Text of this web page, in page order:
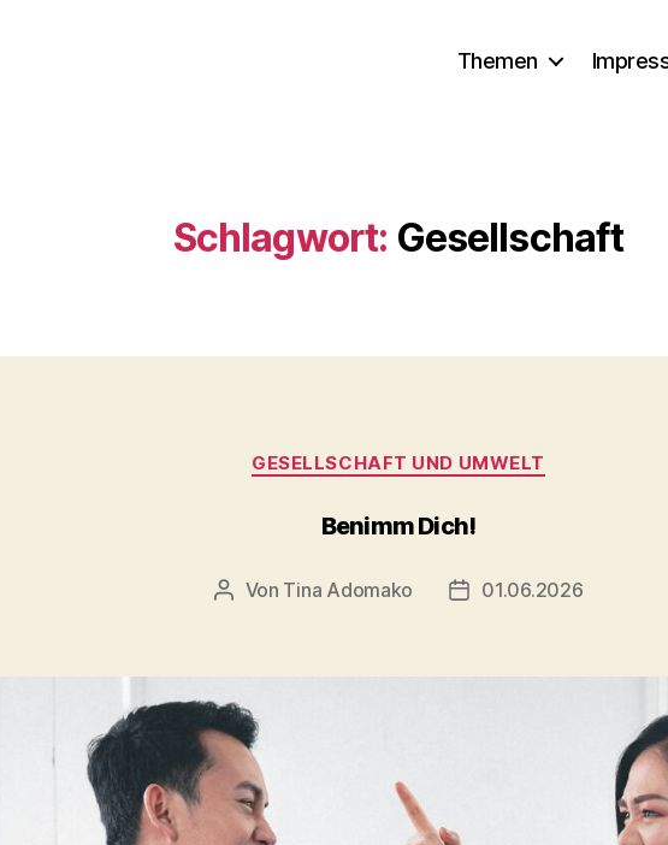
Themen
Schlagwort: Gesellschaft
Kategorien
GESELLSCHAFT UND UMWELT
Benimm Dich!
Beitragsautor
Von Tina Adomako 01.06.2026